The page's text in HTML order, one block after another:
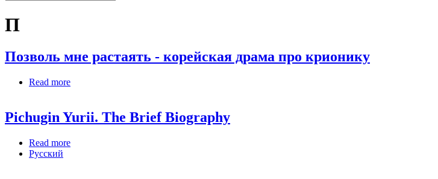
П
Позволь мне растаять - корейская драма про крионику
Read more
Pichugin Yurii. The Brief Biography
Read more
Русский